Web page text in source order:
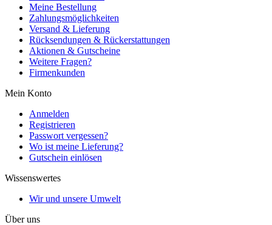
Meine Bestellung
Zahlungsmöglichkeiten
Versand & Lieferung
Rücksendungen & Rückerstattungen
Aktionen & Gutscheine
Weitere Fragen?
Firmenkunden
Mein Konto
Anmelden
Registrieren
Passwort vergessen?
Wo ist meine Lieferung?
Gutschein einlösen
Wissenswertes
Wir und unsere Umwelt
Über uns